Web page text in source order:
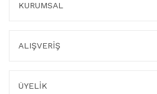
KURUMSAL
ALIŞVERİŞ
ÜYELİK